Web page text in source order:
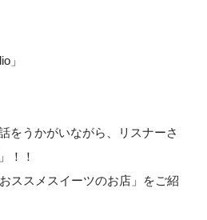
」
をうかがいながら、リスナーさ
！！
おススメスイーツのお店」をご紹